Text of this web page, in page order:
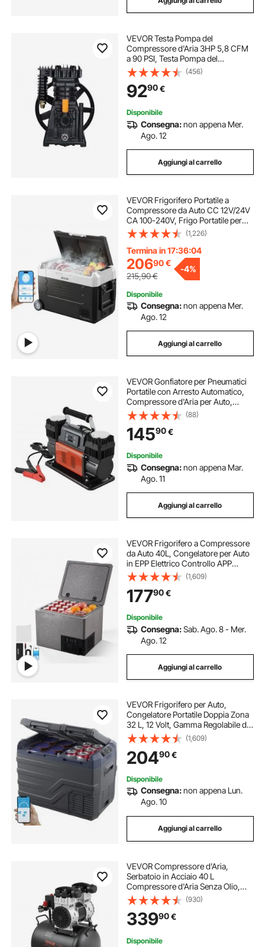
VEVOR Testa Pompa del
Compressore d'Aria 3HP 5,8 CFM
a 90 PSI, Testa Pompa del
Compressore d'Aria 2 Cilindri,
Testa della Pompa Stadio Singolo
con Pressione max. 116 PSI, Testa
Pompa Flusso 164L/min
(456)
9290€
Disponibile
Consegna:non appena Mer.
Ago. 12
Aggiungi al carrello
VEVOR Frigorifero Portatile a
Compressore da Auto CC 12V/24V
CA 100-240V, Frigo Portatile per
Campeggio Viaggio Pesca
Capienza 35 Litri Contenitore -20 a
20 °C Doppia Zona con Ruote
Controllo APP
(1,226)
Termina in 17:36:03
20690€
215,90€
-4%
Disponibile
Consegna:non appena Mer.
Ago. 12
Aggiungi al carrello
VEVOR Gonfiatore per Pneumatici
Portatile con Arresto Automatico,
Compressore d'Aria per Auto,
Pompa dell'Aria Fuoristrada da 12 V
con Display Digitale LCD e
Adattatori per Camion, SUV,
Camper
(88)
14590€
Disponibile
Consegna:non appena Mar.
Ago. 11
Aggiungi al carrello
VEVOR Frigorifero a Compressore
da Auto 40L, Congelatore per Auto
in EPP Elettrico Controllo APP
senza Ruote senza Maniglia
Temperatura -10°C a 10°C per
Camion Camper SUV Barche,
Campeggio Viaggio
(1,609)
17790€
Disponibile
Consegna:Sab. Ago. 8 - Mer.
Ago. 12
Aggiungi al carrello
VEVOR Frigorifero per Auto,
Congelatore Portatile Doppia Zona
32 L, 12 Volt, Gamma Regolabile da
-20 ~ 20 ℃, Dispositivo di
Raffreddamento a Compressore
12/24 V CC e 100-240 V CA per
Campeggio Camper
(1,609)
20490€
Disponibile
Consegna:non appena Lun.
Ago. 10
Aggiungi al carrello
VEVOR Compressore d'Aria,
Serbatoio in Acciaio 40 L
Compressore d'Aria Senza Olio,
Compressore Portatile Ultra
Silenzioso da 78 dB per Riparazioni
Auto, Gonfiaggio Pneumatici,
Verniciatura a Spruzzo
(930)
33990€
Disponibile